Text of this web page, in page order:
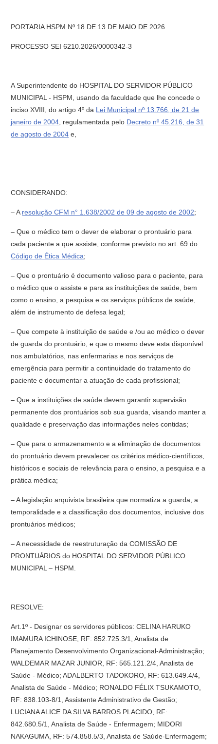
PORTARIA HSPM Nº 18 DE 13 DE MAIO DE 2026.
PROCESSO SEI 6210.2026/0000342-3
A Superintendente do HOSPITAL DO SERVIDOR PÚBLICO
MUNICIPAL - HSPM, usando da faculdade que lhe concede o
inciso XVIII, do artigo 4º da Lei Municipal nº 13.766, de 21 de
janeiro de 2004 , regulamentada pelo Decreto nº 45.216, de 31
de agosto de 2004 e,
CONSIDERANDO:
– A resolução CFM n° 1.638/2002 de 09 de agosto de 2002;
– Que o médico tem o dever de elaborar o prontuário para
cada paciente a que assiste, conforme previsto no art. 69 do
Código de Ética Médica;
– Que o prontuário é documento valioso para o paciente, para
o médico que o assiste e para as instituições de saúde, bem
como o ensino, a pesquisa e os serviços públicos de saúde,
além de instrumento de defesa legal;
– Que compete à instituição de saúde e /ou ao médico o dever
de guarda do prontuário, e que o mesmo deve esta disponível
nos ambulatórios, nas enfermarias e nos serviços de
emergência para permitir a continuidade do tratamento do
paciente e documentar a atuação de cada profissional;
– Que a instituições de saúde devem garantir supervisão
permanente dos prontuários sob sua guarda, visando manter a
qualidade e preservação das informações neles contidas;
– Que para o armazenamento e a eliminação de documentos
do prontuário devem prevalecer os critérios médico-científicos,
históricos e sociais de relevância para o ensino, a pesquisa e a
prática médica;
– A legislação arquivista brasileira que normatiza a guarda, a
temporalidade e a classificação dos documentos, inclusive dos
prontuários médicos;
– A necessidade de reestruturação da COMISSÃO DE
PRONTUÁRIOS do HOSPITAL DO SERVIDOR PÚBLICO
MUNICIPAL – HSPM.
RESOLVE:
Art.1º - Designar os servidores públicos: CELINA HARUKO
IMAMURA ICHINOSE, RF: 852.725.3/1, Analista de
Planejamento Desenvolvimento Organizacional-Administração;
WALDEMAR MAZAR JUNIOR, RF: 565.121.2/4, Analista de
Saúde - Médico; ADALBERTO TADOKORO, RF: 613.649.4/4,
Analista de Saúde - Médico; RONALDO FÉLIX TSUKAMOTO,
RF: 838.103-8/1, Assistente Administrativo de Gestão;
LUCIANA ALICE DA SILVA BARROS PLACIDO, RF:
842.680.5/1, Analista de Saúde - Enfermagem; MIDORI
NAKAGUMA, RF: 574.858.5/3, Analista de Saúde-Enfermagem;